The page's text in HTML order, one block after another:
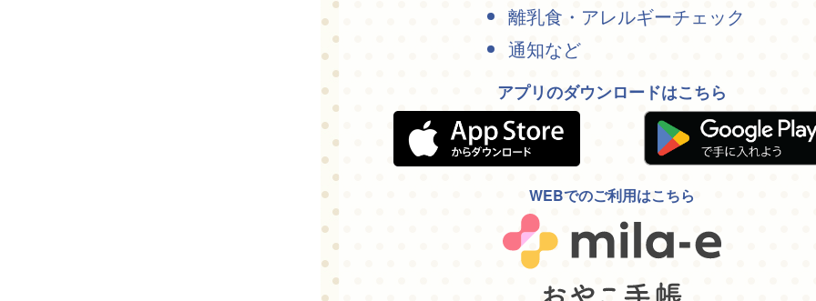
離乳食・アレルギーチェック
通知など
アプリのダウンロードはこちら
WEBでのご利用はこちら